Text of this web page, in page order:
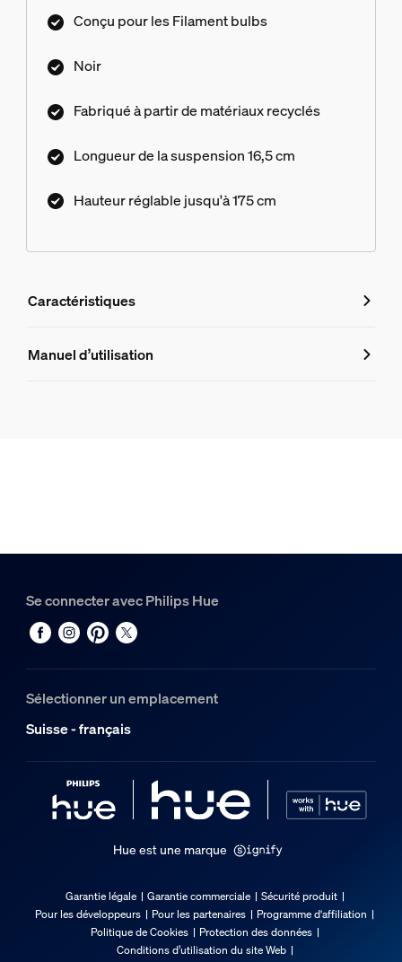
Conçu pour les Filament bulbs
Noir
Fabriqué à partir de matériaux recyclés
Longueur de la suspension 16,5 cm
Hauteur réglable jusqu'à 175 cm
Caractéristiques
Caractéristiques
Matériaux
Dimensions et poids de l’emballage
0.32 kg
Poids brut
0.45 kg
Hauteur
Largeur
Manuel d’utilisation
Se connecter avec Philips Hue
Sélectionner un emplacement
Suisse - français
Hue est une marque
Garantie légale Garantie commerciale
Sécurité produit
Pour les développeurs
Pour les partenaires
Programme d'affiliation
Politique de Cookies
Protection des données
Conditions d’utilisation du site Web